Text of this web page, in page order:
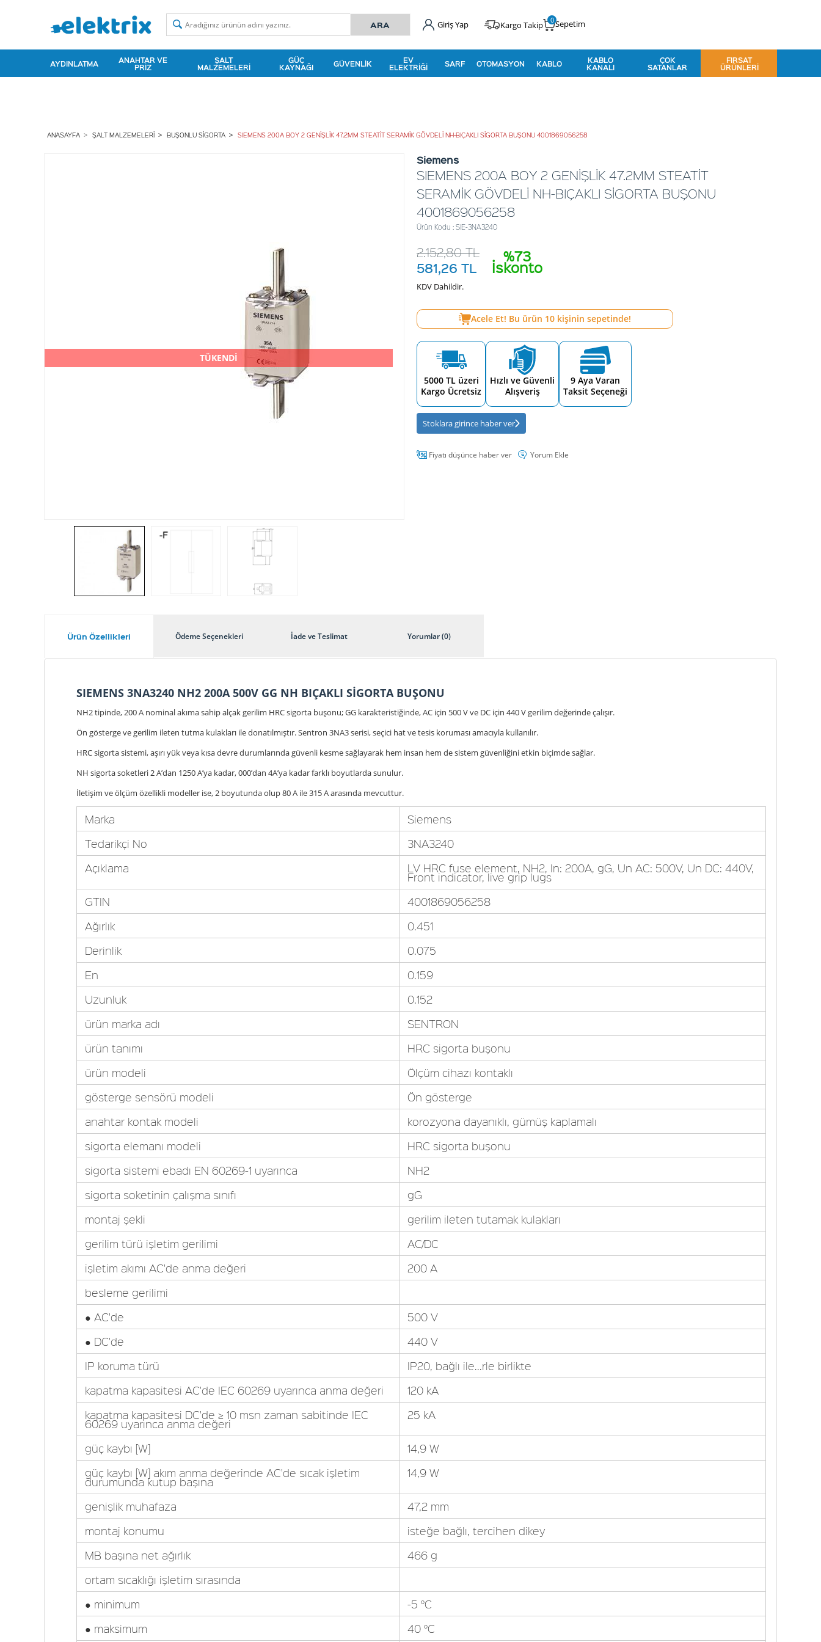
Giriş Yap Kargo Takip Sepetim
0
AYDINLATMA ANAHTAR VE
PRIZ
ŞALT
MALZEMELERI
GÜÇ
KAYNAĞI GÜVENLIK EV
ELEKTRIĞI SARF OTOMASYON KABLO KABLO
KANALI
ÇOK
SATANLAR
FIRSAT
ÜRÜNLERI
ANASAYFA ŞALT MALZEMELERI BUŞONLU SIGORTA SIEMENS 200A BOY 2 GENİŞLİK 47.2MM STEATİT SERAMİK GÖVDELİ NH-BIÇAKLI SİGORTA BUŞONU 4001869056258
TÜKENDİ
Siemens
SIEMENS 200A BOY 2 GENİŞLİK 47.2MM STEATİT
SERAMİK GÖVDELİ NH-BIÇAKLI SİGORTA BUŞONU
4001869056258
Ürün Kodu : SIE-3NA3240
%73
İskonto
2.152,80TL
581,26 TL
KDV Dahildir.
Acele Et! Bu ürün 10kişinin sepetinde!
5000 TL üzeri
Kargo Ücretsiz
Hızlı ve Güvenli
Alışveriş
9 Aya Varan
Taksit Seçeneği
Stoklara girince haber ver
Fiyatı düşünce haber ver Yorum Ekle
Ürün Özellikleri Ödeme Seçenekleri İade ve Teslimat Yorumlar (0)
SIEMENS 3NA3240 NH2 200A 500V GG NH BIÇAKLI SİGORTA BUŞONU
NH2 tipinde, 200 A nominal akıma sahip alçak gerilim HRC sigorta buşonu; GG karakteristiğinde, AC için 500 V ve DC için 440 V gerilim değerinde çalışır.
Ön gösterge ve gerilim ileten tutma kulakları ile donatılmıştır. Sentron 3NA3 serisi, seçici hat ve tesis koruması amacıyla kullanılır.
HRC sigorta sistemi, aşırı yük veya kısa devre durumlarında güvenli kesme sağlayarak hem insan hem de sistem güvenliğini etkin biçimde sağlar.
NH sigorta soketleri 2 A’dan 1250 A’ya kadar, 000’dan 4A’ya kadar farklı boyutlarda sunulur.
İletişim ve ölçüm özellikli modeller ise, 2 boyutunda olup 80 A ile 315 A arasında mevcuttur.
Marka
Siemens
Tedarikçi No
3NA3240
Açıklama
LV HRC fuse element, NH2, In: 200A, gG, Un AC: 500V, Un DC: 440V,
Front indicator, live grip lugs
GTIN
4001869056258
Ağırlık
0.451
Derinlik
0.075
En
0.159
Uzunluk
0.152
ürün marka adı
SENTRON
ürün tanımı
HRC sigorta buşonu
ürün modeli
Ölçüm cihazı kontaklı
gösterge sensörü modeli
Ön gösterge
anahtar kontak modeli
korozyona dayanıklı, gümüş kaplamalı
sigorta elemanı modeli
HRC sigorta buşonu
sigorta sistemi ebadı EN 60269-1 uyarınca
NH2
sigorta soketinin çalışma sınıfı
gG
montaj şekli
gerilim ileten tutamak kulakları
gerilim türü işletim gerilimi
AC/DC
işletim akımı AC'de anma değeri
200 A
besleme gerilimi
● AC'de
500 V
● DC'de
440 V
IP koruma türü
IP20, bağlı ile...rle birlikte
kapatma kapasitesi AC'de IEC 60269 uyarınca anma değeri
120 kA
kapatma kapasitesi DC'de ≥ 10 msn zaman sabitinde IEC
60269 uyarınca anma değeri
25 kA
güç kaybı [W]
14,9 W
güç kaybı [W] akım anma değerinde AC'de sıcak işletim
durumunda kutup başına
14,9 W
genişlik muhafaza
47,2 mm
montaj konumu
isteğe bağlı, tercihen dikey
MB başına net ağırlık
466 g
ortam sıcaklığı işletim sırasında
● minimum
-5 °C
● maksimum
40 °C